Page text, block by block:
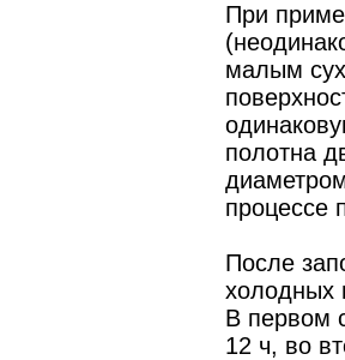
При
малым
полотна
процессе
После
холодных
В первом
12 ч, во